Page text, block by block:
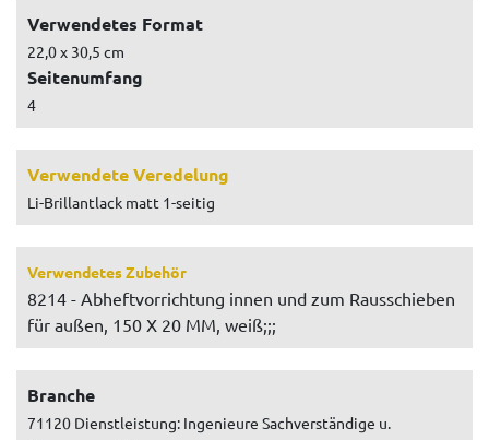
Verwendetes Format
22,0 x 30,5 cm
Seitenumfang
4
Verwendete Veredelung
Li-Brillantlack matt 1-seitig
Verwendetes Zubehör
8214 - Abheftvorrichtung innen und zum Rausschieben
für außen, 150 X 20 MM, weiß;;;
Branche
71120 Dienstleistung: Ingenieure Sachverständige u.